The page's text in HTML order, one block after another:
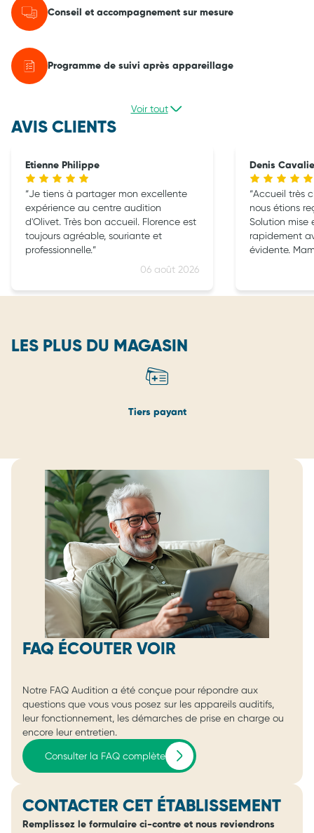
Conseil et accompagnement sur mesure
Programme de suivi après appareillage
Voir tout
AVIS CLIENTS
Etienne Philippe
06 août 2026
Je tiens à partager mon excellente
expérience au centre audition
d'Olivet. Très bon accueil. Florence est
toujours agréable, souriante et
professionnelle.
Denis Cavalie
Accueil très
nous étions
Solution mise
rapidement
évidente.
LES PLUS DU MAGASIN
Tiers payant
FAQ ÉCOUTER VOIR
Notre FAQ Audition a été conçue pour répondre aux
questions que vous vous posez sur les appareils auditifs,
leur fonctionnement, les démarches de prise en charge ou
encore leur entretien.
Consulter la FAQ complète
CONTACTER CET ÉTABLISSEMENT
Remplissez le formulaire ci-contre et nous reviendrons